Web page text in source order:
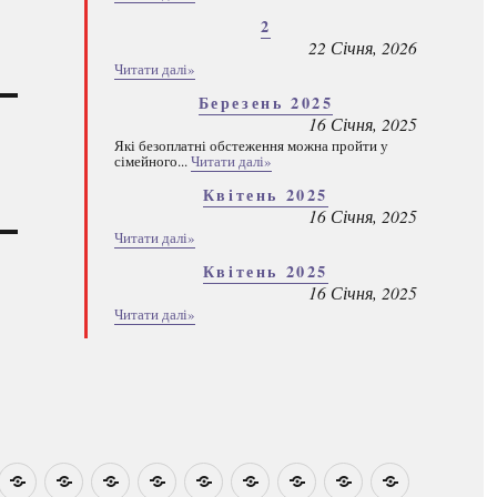
2
22 Січня, 2026
Читати далі»
Березень 2025
16 Січня, 2025
Які безоплатні обстеження можна пройти у
сімейного...Читати далі»
Квітень 2025
16 Січня, 2025
Читати далі»
Квітень 2025
16 Січня, 2025
Читати далі»
Навчально-
Ми
Звіти Про
План Розумовські
Реєстрація
КаталогЯкі